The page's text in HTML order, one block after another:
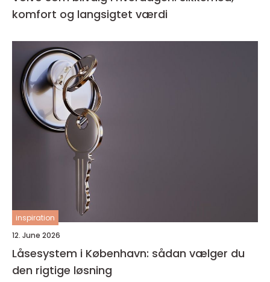
komfort og langsigtet værdi
inspiration
12. June 2026
Låsesystem i København: sådan vælger du
den rigtige løsning